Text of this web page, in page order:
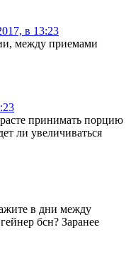
в 13:23
между приемами
принимать порцию
ли увеличиваться
в дни между
бсн? Заранее